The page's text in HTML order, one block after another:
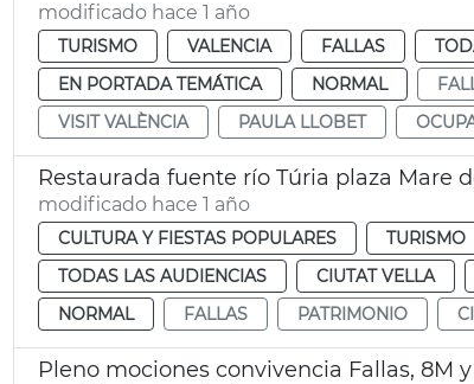
modificado hace 1 año
TURISMO VALENCIA FALLAS
EN PORTADA TEMÁTICA
NORMAL
VISIT VALÈNCIA
PAULA LLOBET
Restaurada fuente río Túria plaza Mare
modificado hace 1 año
CULTURA Y FIESTAS POPULARES TURISMO
TODAS LAS AUDIENCIAS
CIUTAT VELLA
NORMAL
FALLAS PATRIMONIO
Pleno mociones convivencia Fallas, 8M